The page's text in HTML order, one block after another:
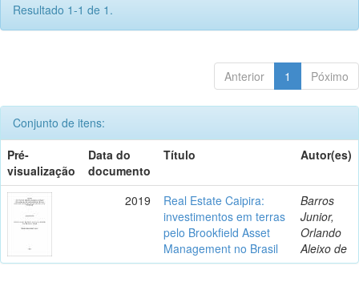
Resultado 1-1 de 1.
Anterior 1 Póximo
Conjunto de itens:
Pré-
visualização
Data do
documento
Título Autor(es)
2019
Real Estate Caipira:
investimentos em terras
pelo Brookfield Asset
Management no Brasil
Barros
Junior,
Orlando
Aleixo de